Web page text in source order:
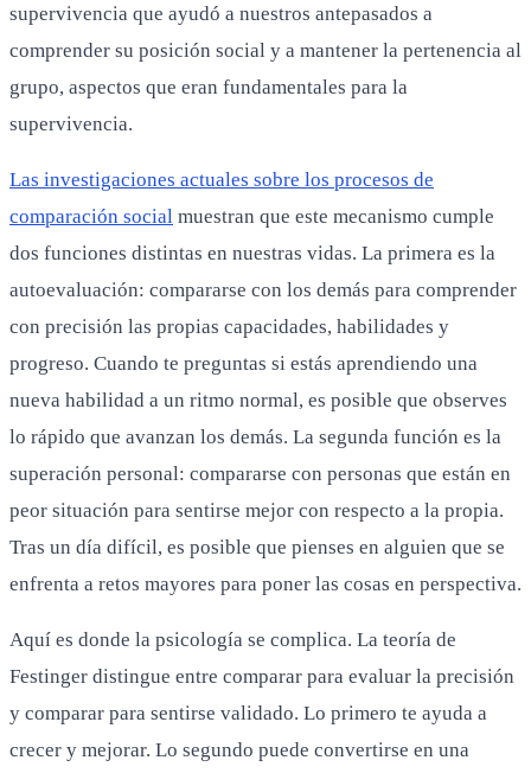
supervivencia que ayudó a nuestros antepasados a
comprender su posición social y a mantener la pertenencia al
grupo, aspectos que eran fundamentales para la
supervivencia.
Las investigaciones actuales sobre los procesos de
comparación social muestran que este mecanismo cumple
dos funciones distintas en nuestras vidas. La primera es la
autoevaluación: compararse con los demás para comprender
con precisión las propias capacidades, habilidades y
progreso. Cuando te preguntas si estás aprendiendo una
nueva habilidad a un ritmo normal, es posible que observes
lo rápido que avanzan los demás. La segunda función es la
superación personal: compararse con personas que están en
peor situación para sentirse mejor con respecto a la propia.
Tras un día difícil, es posible que pienses en alguien que se
enfrenta a retos mayores para poner las cosas en perspectiva.
Aquí es donde la psicología se complica. La teoría de
Festinger distingue entre comparar para evaluar la precisión
y comparar para sentirse validado. Lo primero te ayuda a
crecer y mejorar. Lo segundo puede convertirse en una